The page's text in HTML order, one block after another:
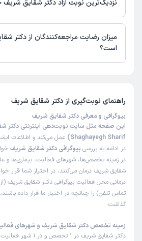
نزدیک‌ترین نوبت آزاد دکتر شقایق
زمان نوبت‌دهی و پذیرش بیماران با هماهنگی
میزان رضایت مراجعه‌کنندگان از دکتر
است؟
راهنمای نوبت‌گیری از دکتر شقایق شریف
بیوگرافی و معرفی دکتر شقایق شریف
Shaghayegh Sharif)
عمل می‌کند و اطلاعات
در ادامه به بررسی بیوگرافی دکتر شقایق شریف
در زمینه تخصص‌ها، شهرهای فعالیت، بیماری‌ها و
شقایق شریف درمان می‌کنند، در اختیار شما قرار
درمانی محل فعالیت بیوگرافی دکتر شقایق شریف
تماس تلفن) را چنانچه در اختیار ما قرار داده
گذاشت.
زمینه تخصص دکتر شقایق شریف و شهرهای
دکتر شقایق شریف در 1 تخصص و در 1 شهر فعالیت دارند: